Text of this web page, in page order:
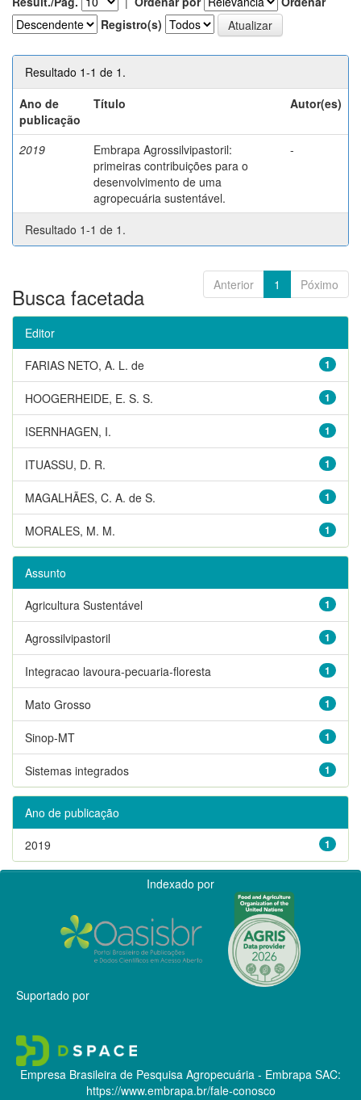
Registro(s)
Resultado 1-1 de 1.
Ano de
publicação
Título Autor(es)
2019
Embrapa Agrossilvipastoril:
primeiras contribuições para o
desenvolvimento de uma
agropecuária sustentável.
-
Resultado 1-1 de 1.
Anterior 1 Póximo
Busca facetada
Editor
1
FARIAS NETO, A. L. de
1
HOOGERHEIDE, E. S. S.
1
ISERNHAGEN, I.
1
ITUASSU, D. R.
1
MAGALHÃES, C. A. de S.
1
MORALES, M. M.
Assunto
1
Agricultura Sustentável
1
Agrossilvipastoril
1
Integracao lavoura-pecuaria-floresta
1
Mato Grosso
1
Sinop-MT
1
Sistemas integrados
Ano de publicação
1
2019
Indexado por
Suportado por
Empresa Brasileira de Pesquisa Agropecuária - Embrapa SAC:
https://www.embrapa.br/fale-conosco